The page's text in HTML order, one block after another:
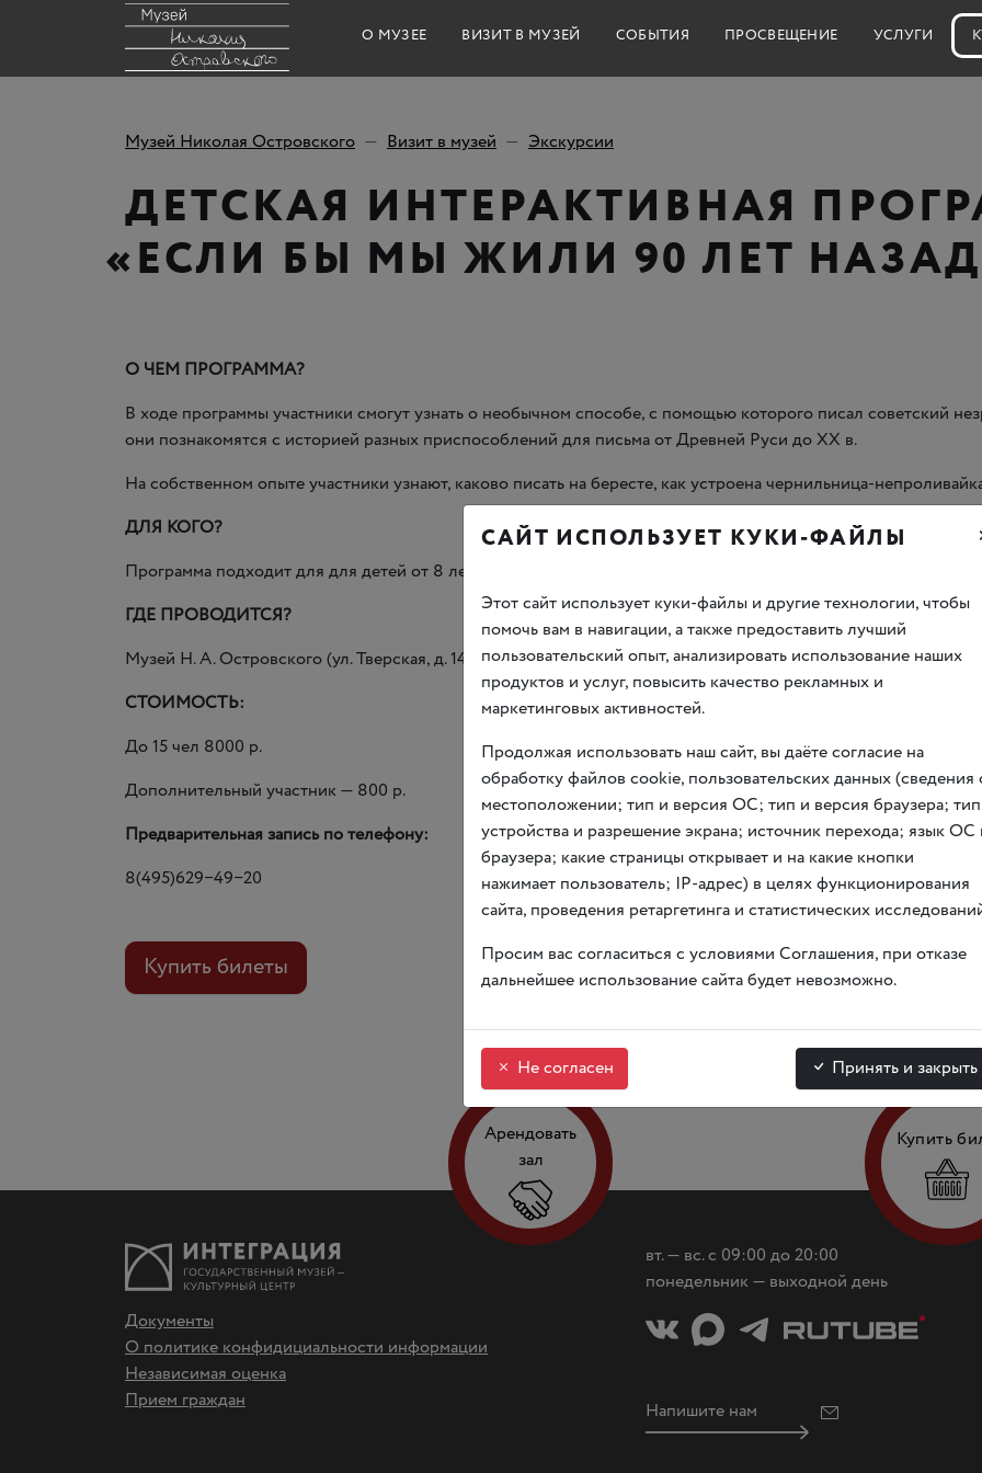
О МУЗЕЕ ВИЗИТ В МУЗЕЙ СОБЫТИЯ ПРОСВЕЩЕНИЕ УСЛУГИ
Музей Николая Островского Визит в музей Экскурсии
ДЕТСКАЯ ИНТЕРАКТИВНАЯ
«ЕСЛИ БЫ МЫ ЖИЛИ 90 ЛЕТ
О ЧЕМ ПРОГРАММА?
В ходе программы участники смогут узнать о необычном способе, с помощью которого писал советский
они познакомятся с историей разных приспособлений для письма от Древней Руси до ХХ в.
На собственном опыте участники узнают, каково писать на бересте, как устроена чернильница-
ДЛЯ КОГО?
Программа подходит для для детей от 8 лет и их родителей
ГДЕ ПРОВОДИТСЯ?
Музей Н. А. Островского(ул. Тверская, д. 14)
СТОИМОСТЬ:
До 15 чел 8000 р.
Дополнительный участник — 800 р.
Предварительная запись по телефону:
8(495)629−49−20
Купить билеты
Документы
О политике конфидициальности информации
Независимая оценка
Прием граждан
Арендовать
зал
вт. — вс. с 09:00 до 20:00
понедельник — выходной день
Напишите нам
Купить
САЙТ ИСПОЛЬЗУЕТ КУКИ-ФАЙЛЫ
Этот сайт использует куки-файлы и другие технологии, чтобы
помочь вам в навигации, а также предоставить лучший
пользовательский опыт, анализировать использование наших
продуктов и услуг, повысить качество рекламных и
маркетинговых активностей.
Продолжая использовать наш сайт, вы даёте согласие на
обработку файлов cookie, пользовательских данных (сведения
местоположении; тип и версия ОС; тип и версия браузера; тип
устройства и разрешение экрана; источник перехода; язык ОС
браузера; какие страницы открывает и на какие кнопки
нажимает пользователь; IP-адрес) в целях функционирования
сайта, проведения ретаргетинга и статистических
Просим вас согласиться с условиями Соглашения, при отказе
дальнейшее использование сайта будет невозможно.
Не согласен Принять и закрыть